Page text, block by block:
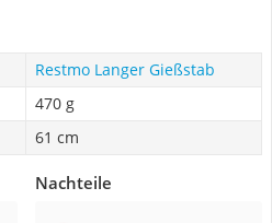
Restmo Langer Gießstab
470 g
61 cm
Nachteile